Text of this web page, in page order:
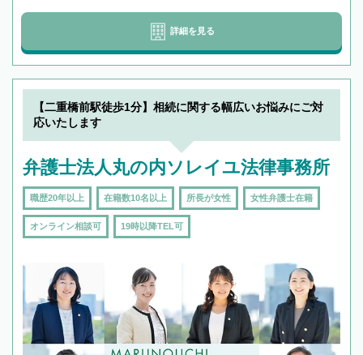
詳細を見る
【二重橋前駅徒歩1分】相続に関する幅広いお悩みにご対
応いたします
弁護士法人丸の内ソレイユ法律事務所
職歴20年以上 在籍数10名以上 所長が女性 女性弁護士在籍
オンライン相談可 19時以降TEL可